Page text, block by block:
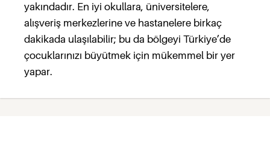
yakındadır. En iyi okullara, üniversitelere,
alışveriş merkezlerine ve hastanelere birkaç
dakikada ulaşılabilir; bu da bölgeyi Türkiye’de
çocuklarınızı büyütmek için mükemmel bir yer
yapar.